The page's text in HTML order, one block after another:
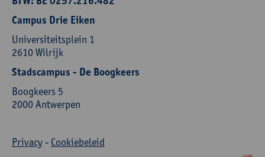
Campus Drie Eiken
Universiteitsplein 1
2610 Wilrijk
Stadscampus - De Boogkeers
Boogkeers 5
2000 Antwerpen
Privacy- Cookiebeleid